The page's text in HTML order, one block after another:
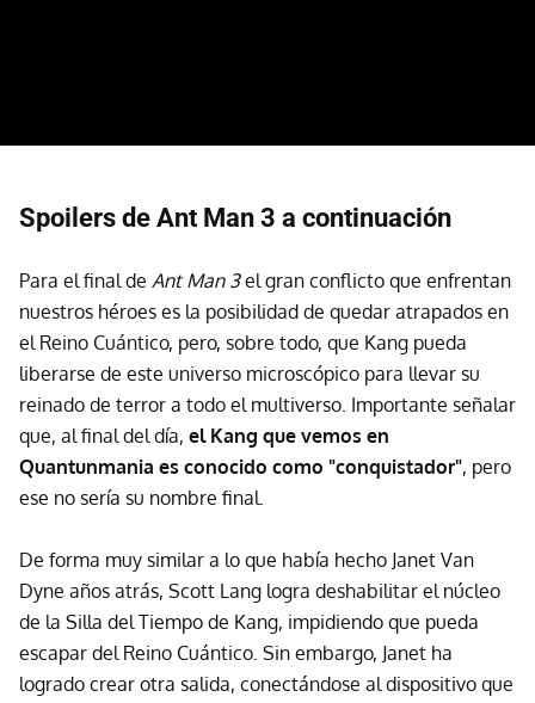
Spoilers de Ant Man 3 a continuación
Para el final de Ant Man 3el gran conflicto que enfrentan
nuestros héroes es la posibilidad de quedar atrapados en
el Reino Cuántico, pero, sobre todo, que Kang pueda
liberarse de este universo microscópico para llevar su
reinado de terror a todo el multiverso. Importante señalar
que, al final del día, el Kang que vemos en
Quantunmania es conocido como "conquistador", pero
ese no sería su nombre final.
De forma muy similar a lo que había hecho Janet Van
Dyne años atrás, Scott Lang logra deshabilitar el núcleo
de la Silla del Tiempo de Kang, impidiendo que pueda
escapar del Reino Cuántico. Sin embargo, Janet ha
logrado crear otra salida, conectándose al dispositivo que